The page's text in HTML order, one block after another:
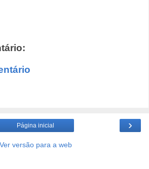
›
Página inicial
Ver versão para a web